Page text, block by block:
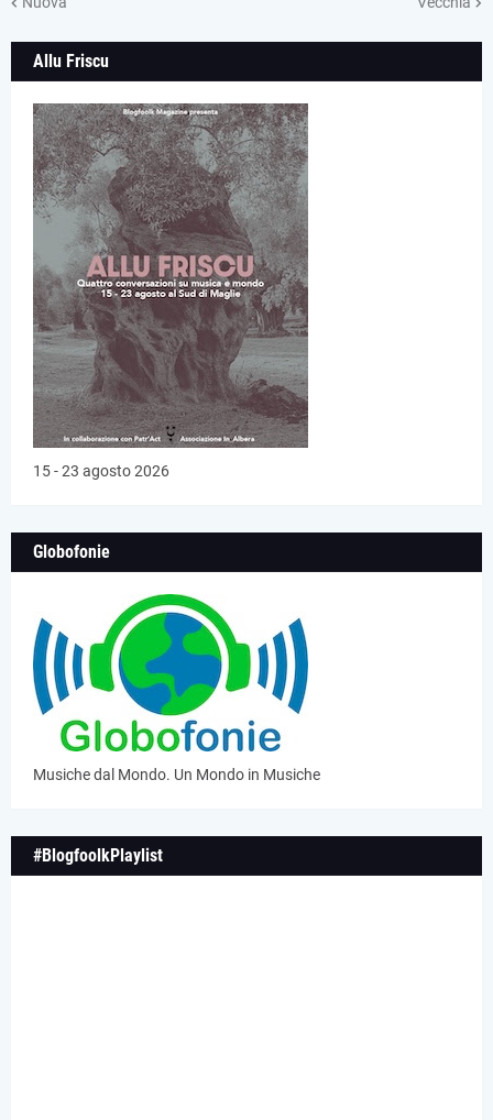
Allu Friscu
15 - 23 agosto 2026
Globofonie
Musiche dal Mondo. Un Mondo in Musiche
#BlogfoolkPlaylist